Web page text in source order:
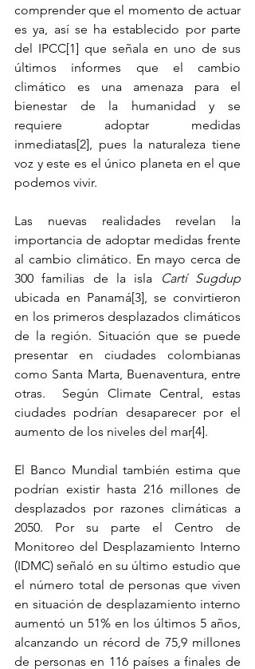
comprender que el momento de actuar
es ya, así se ha establecido por parte
del IPCC[1] que señala en uno de sus
últimos informes que el cambio
climático es una amenaza para el
bienestar de la humanidad y se
requiere adoptar medidas
inmediatas[2], pues la naturaleza tiene
voz y este es el único planeta en el que
podemos vivir.
Las nuevas realidades revelan la
importancia de adoptar medidas frente
al cambio climático. En mayo cerca de
300 familias de la isla
Cartí Sugdup
ubicada en Panamá[3], se convirtieron
en los primeros desplazados climáticos
de la región. Situación que se puede
presentar en ciudades colombianas
como Santa Marta, Buenaventura, entre
otras.  Según Climate Central, estas
ciudades podrían desaparecer por el
aumento de los niveles del mar[4].
El Banco Mundial también estima que
podrían existir hasta 216 millones de
desplazados por razones climáticas a
2050. Por su parte el Centro de
Monitoreo del Desplazamiento Interno
(IDMC) señaló en su último estudio que
el número total de personas que viven
en situación de desplazamiento interno
aumentó un 51% en los últimos 5 años,
alcanzando un récord de 75,9 millones
de personas en 116 países a finales de